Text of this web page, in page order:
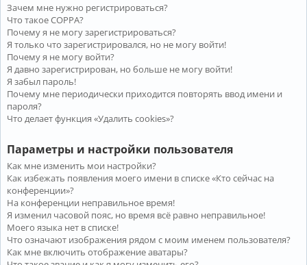
к
и
и
е
н
та
ц
и
я
Зачем мне нужно регистрироваться?
Что такое COPPA?
Почему я не могу зарегистрироваться?
Я только что зарегистрировался, но не могу войти!
Почему я не могу войти?
Я давно зарегистрирован, но больше не могу войти!
Я забыл пароль!
Почему мне периодически приходится повторять ввод имени и
пароля?
Что делает функция «Удалить cookies»?
Параметры и настройки пользователя
Как мне изменить мои настройки?
Как избежать появления моего имени в списке «Кто сейчас на
конференции»?
На конференции неправильное время!
Я изменил часовой пояс, но время всё равно неправильное!
Моего языка нет в списке!
Что означают изображения рядом с моим именем пользователя?
Как мне включить отображение аватары?